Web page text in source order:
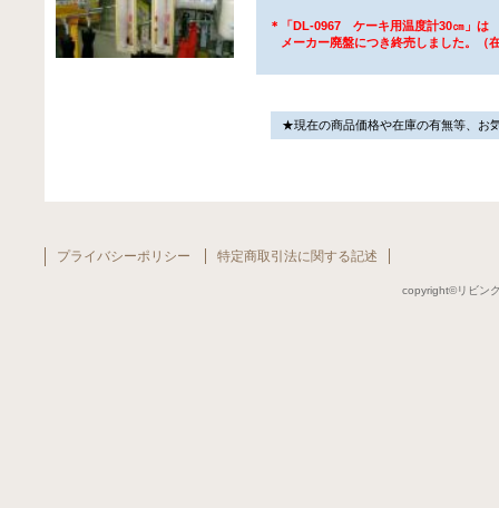
＊「DL-0967 ケーキ用温度計30㎝」は
メーカー廃盤につき終売しました。（
★現在の商品価格や在庫の有無等、お
copyright©リビン
プライバシーポリシー 特定商取引法に関する記述